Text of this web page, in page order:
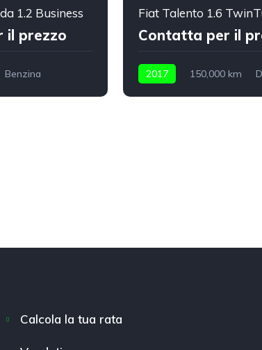
1.2 Business
il prezzo
Benzina
Contatta per il
2017 150,000 km
Calcola la tua rata